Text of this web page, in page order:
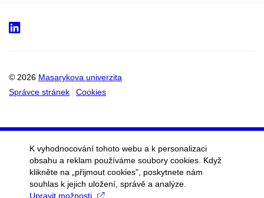
© 2026 Masarykova univerzita
Správce stránek
Cookies
K vyhodnocování tohoto webu a k personalizaci
obsahu a reklam používáme soubory cookies. Když
klikněte na „přijmout cookies", poskytnete nám
souhlas k jejich uložení, správě a analýze.
Upravit možnosti